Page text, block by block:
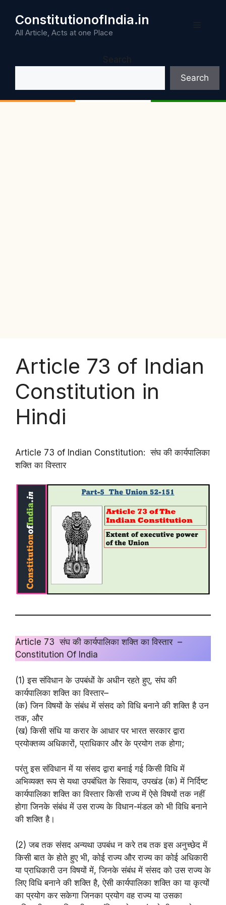
content
ConstitutionofIndia.in
All Article, Acts at one Place
Search
Search
Article 73 of Indian
Constitution in
Hindi
Article 73 of Indian Constitution: संघ की कार्यपालिका
शक्ति का विस्तार
Article 73 संघ की कार्यपालिका शक्ति का विस्तार –
Constitution Of India
(1) इस संविधान के उपबंधों के अधीन रहते हुए, संघ की
कार्यपालिका शक्ति का विस्तार–
(क) जिन विषयों के संबंध में संसद को विधि बनाने की शक्ति है उन
तक, और
(ख) किसी संधि या करार के आधार पर भारत सरकार द्वारा
प्रयोक्तव्य अधिकारों, प्राधिकार और के प्रयोग तक होगा;
परंतु इस संविधान में या संसद द्वारा बनाई गई किसी विधि में
अभिव्यक्त रूप से यथा उपबंधित के सिवाय, उपखंड (क) में निर्दिष्ट
कार्यपालिका शक्ति का विस्तार किसी राज्य में ऐसे विषयों तक नहीं
होगा जिनके संबंध में उस राज्य के विधान-मंडल को भी विधि बनाने
की शक्ति है।
(2) जब तक संसद अन्यथा उपबंध न करे तब तक इस अनुच्छेद में
किसी बात के होते हुए भी, कोई राज्य और राज्य का कोई अधिकारी
या प्राधिकारी उन विषयों में, जिनके संबंध में संसद को उस राज्य के
लिए विधि बनाने की शक्ति है, ऐसी कार्यपालिका शक्ति का या कृत्यों
का प्रयोग कर सकेगा जिनका प्रयोग वह राज्य या उसका